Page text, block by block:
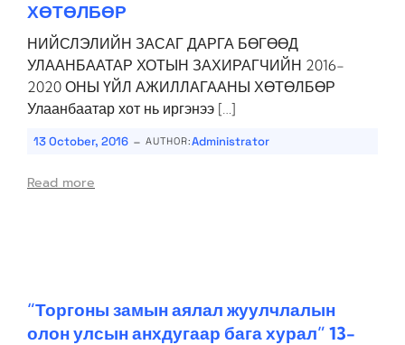
ХӨТӨЛБӨР
НИЙСЛЭЛИЙН ЗАСАГ ДАРГА БӨГӨӨД
УЛААНБААТАР ХОТЫН ЗАХИРАГЧИЙН 2016-
2020 ОНЫ ҮЙЛ АЖИЛЛАГААНЫ ХӨТӨЛБӨР
Улаанбаатар хот нь иргэнээ […]
13 October, 2016 - AUTHOR:Administrator
Read more
“Торгоны замын аялал жуулчлалын
олон улсын анхдугаар бага хурал” 13-